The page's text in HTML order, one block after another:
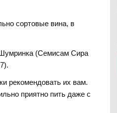
сортовые вина, в
(Семисам Сира
рекомендовать их вам.
приятно пить даже с